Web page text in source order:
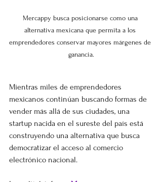
Mercappy busca posicionarse como una
alternativa mexicana que permita a los
emprendedores conservar mayores márgenes de
ganancia.
Mientras miles de emprendedores
mexicanos continúan buscando formas de
vender más allá de sus ciudades, una
startup nacida en el sureste del país está
construyendo una alternativa que busca
democratizar el acceso al comercio
electrónico nacional.